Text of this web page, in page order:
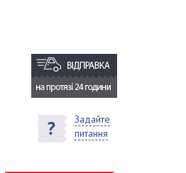
Задайте
питання